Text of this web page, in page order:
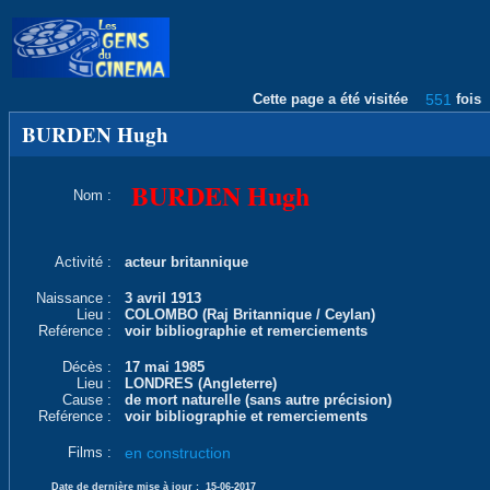
Cette page a été visitée 551 fois
BURDEN Hugh
Nom : BURDEN Hugh
Activité : acteur britannique
Naissance :
3 avril 1913
Lieu :
COLOMBO (Raj Britannique / Ceylan)
Reférence :
voir bibliographie et remerciements
Décès :
17 mai 1985
Lieu :
LONDRES (Angleterre)
Cause :
de mort naturelle (sans autre précision)
Reférence :
voir bibliographie et remerciements
Films : en construction
Date de dernière mise à jour : 15-06-2017